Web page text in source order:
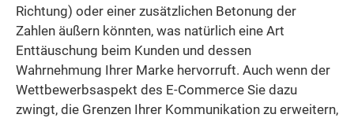
Richtung) oder einer zusätzlichen Betonung der
Zahlen äußern könnten, was natürlich eine Art
Enttäuschung beim Kunden und dessen
Wahrnehmung Ihrer Marke hervorruft. Auch wenn der
Wettbewerbsaspekt des E-Commerce Sie dazu
zwingt, die Grenzen Ihrer Kommunikation zu erweitern,